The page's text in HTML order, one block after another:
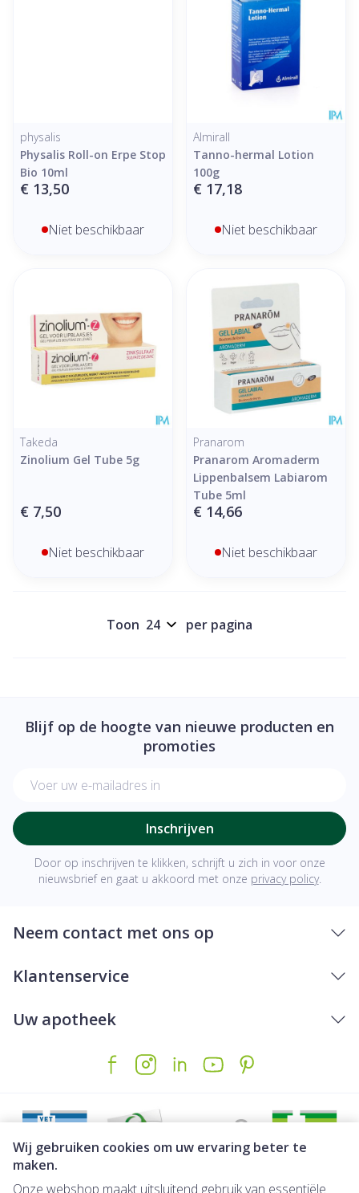
Wij gebruiken cookies om uw ervaring beter te
maken.
Onze webshop maakt uitsluitend gebruik van essentiële
physalis
Physalis Roll-on Erpe Stop
Bio 10ml
€ 13,50
Niet beschikbaar
Almirall
Tanno-hermal Lotion
100g
€ 17,18
Niet beschikbaar
Takeda
Zinolium Gel Tube 5g
€ 7,50
Niet beschikbaar
Pranarom
Pranarom Aromaderm
Lippenbalsem Labiarom
Tube 5ml
€ 14,66
Niet beschikbaar
Toon per pagina
Blijf op de hoogte van nieuwe producten en
promoties
Inschrijven
Door op inschrijven te klikken, schrijft u zich in voor onze
nieuwsbrief en gaat u akkoord met onze privacy policy.
Neem contact met ons op
Klantenservice
Uw apotheek